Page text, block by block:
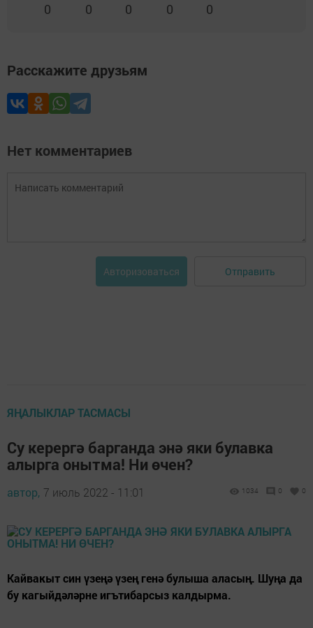
0 0 0 0 0
Расскажите друзьям
Нет комментариев
Авторизоваться Отправить
ЯҢАЛЫКЛАР ТАСМАСЫ
Су керергә барганда энә яки булавка
алырга онытма! Ни өчен?
автор, 7 июль 2022 - 11:01 1034 0 0
Кайвакыт син үзеңә үзең генә булыша аласың. Шуңа да
бу кагыйдәләрне игътибарсыз калдырма.